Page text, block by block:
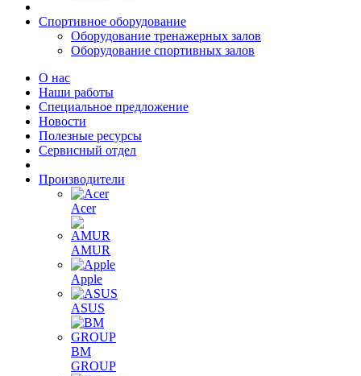
Спортивное оборудование
Оборудование тренажерных залов
Оборудование спортивных залов
О нас
Наши работы
Специальное предложение
Новости
Полезные ресурсы
Сервисный отдел
Производители
Acer
AMUR
Apple
ASUS
BM
GROUP